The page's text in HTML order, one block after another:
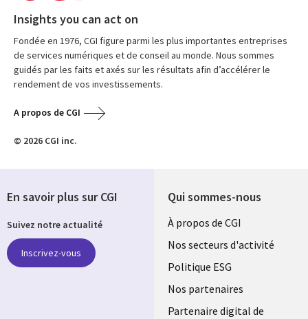
Insights you can act on
Fondée en 1976, CGI figure parmi les plus importantes entreprises
de services numériques et de conseil au monde. Nous sommes
guidés par les faits et axés sur les résultats afin d’accélérer le
rendement de vos investissements.
A propos de CGI
© 2026 CGI inc.
Qui sommes-nous
Useful
links
FRANCE
À propos de CGI
Nos secteurs d'activité
Politique ESG
Nos partenaires
Partenaire digital de
En savoir plus sur CGI
Suivez notre actualité
Inscrivez-vous